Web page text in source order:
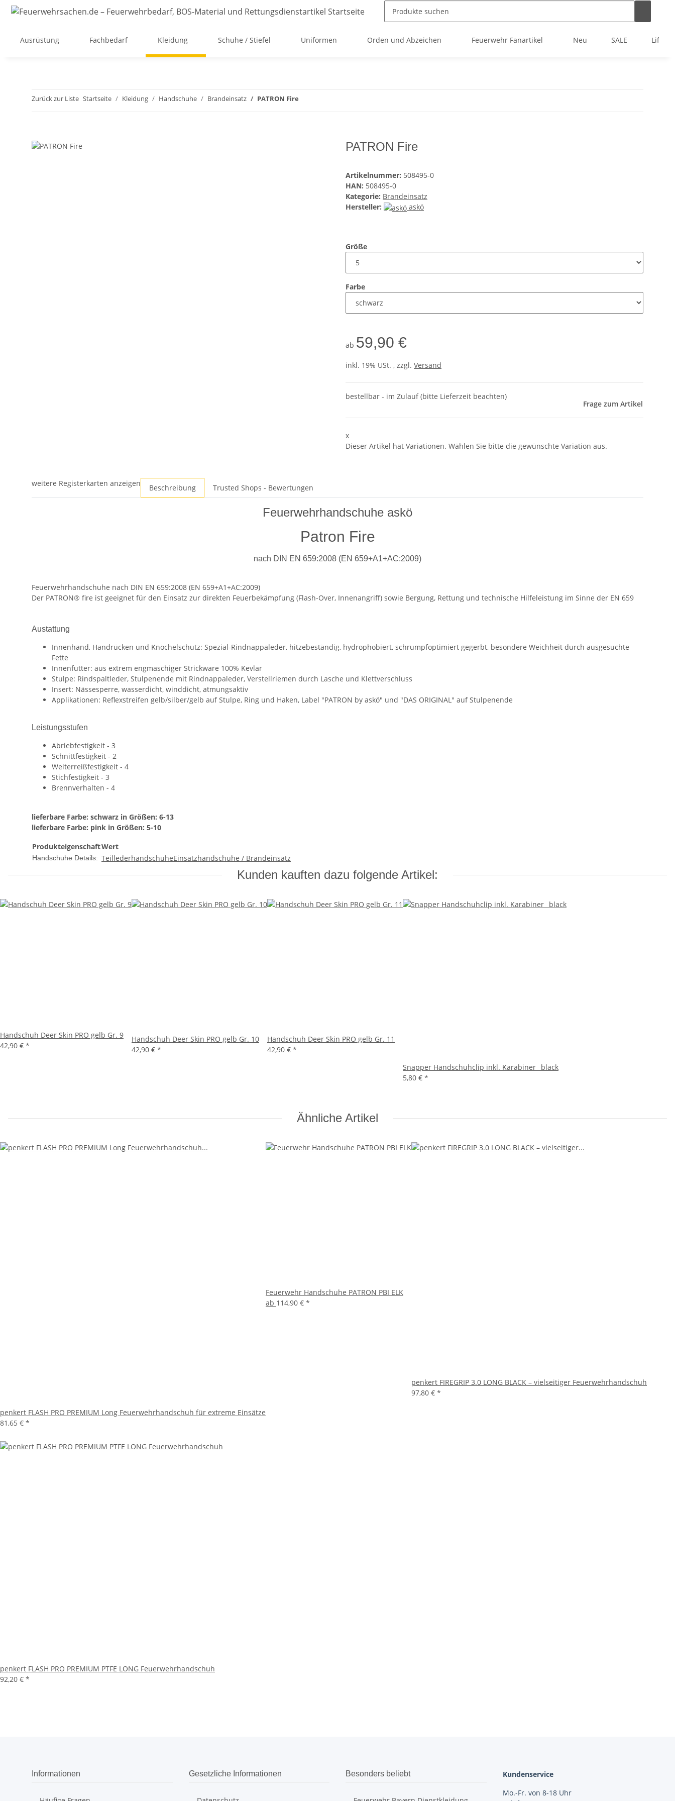
Ausrüstung Fachbedarf Kleidung Schuhe / Stiefel Uniformen Orden und Abzeichen Feuerwehr Fanartikel Neu SALE
Zurück zur Liste Startseite Kleidung Handschuhe Brandeinsatz PATRON Fire
PATRON Fire
Artikelnummer: 508495-0
HAN: 508495-0
Kategorie: Brandeinsatz
Hersteller:
askö
Größe
Farbe
ab 59,90 €
inkl. 19% USt. , zzgl. Versand
bestellbar - im Zulauf (bitte Lieferzeit beachten)
Frage zum Artikel
x
Dieser Artikel hat Variationen. Wählen Sie bitte die gewünschte Variation aus.
weitere Registerkarten anzeigen Beschreibung Trusted Shops - Bewertungen
Feuerwehrhandschuhe askö
Patron Fire
nach DIN EN 659:2008 (EN 659+A1+AC:2009)
Feuerwehrhandschuhe nach DIN EN 659:2008 (EN 659+A1+AC:2009)
Der PATRON® fire ist geeignet für den Einsatz zur direkten Feuerbekämpfung (Flash-Over, Innenangriff) sowie Bergung, Rettung und technische Hilfeleistung im Sinne der EN 659
Austattung
Innenhand, Handrücken und Knöchelschutz: Spezial-Rindnappaleder, hitzebeständig, hydrophobiert, schrumpfoptimiert gegerbt, besondere Weichheit durch ausgesuchte
Fette
Innenfutter: aus extrem engmaschiger Strickware 100% Kevlar
Stulpe: Rindspaltleder, Stulpenende mit Rindnappaleder, Verstellriemen durch Lasche und Klettverschluss
Insert: Nässesperre, wasserdicht, winddicht, atmungsaktiv
Applikationen: Reflexstreifen gelb/silber/gelb auf Stulpe, Ring und Haken, Label "PATRON by askö" und "DAS ORIGINAL" auf Stulpenende
Leistungsstufen
Abriebfestigkeit - 3
Schnittfestigkeit - 2
Weiterreißfestigkeit - 4
Stichfestigkeit - 3
Brennverhalten - 4
lieferbare Farbe: schwarz in Größen: 6-13
lieferbare Farbe: pink in Größen: 5-10
ProdukteigenschaftWert
Handschuhe Details: TeillederhandschuheEinsatzhandschuhe / Brandeinsatz
Kunden kauften dazu folgende Artikel:
Handschuh Deer Skin PRO gelb Gr. 9
42,90 € *
Handschuh Deer Skin PRO gelb Gr. 10
42,90 € *
Handschuh Deer Skin PRO gelb Gr. 11
42,90 € *
Snapper Handschuhclip inkl. Karabiner_ black
5,80 € *
Ähnliche Artikel
penkert FLASH PRO PREMIUM Long Feuerwehrhandschuh für extreme Einsätze
81,65 € *
Feuerwehr Handschuhe PATRON PBI ELK
ab 114,90 € *
penkert FIREGRIP 3.0 LONG BLACK – vielseitiger Feuerwehrhandschuh
97,80 € *
penkert FLASH PRO PREMIUM PTFE LONG Feuerwehrhandschuh
92,20 € *
Informationen Gesetzliche Informationen Besonders beliebt
Kundenservice
Mo.-Fr. von 8-18 Uhr